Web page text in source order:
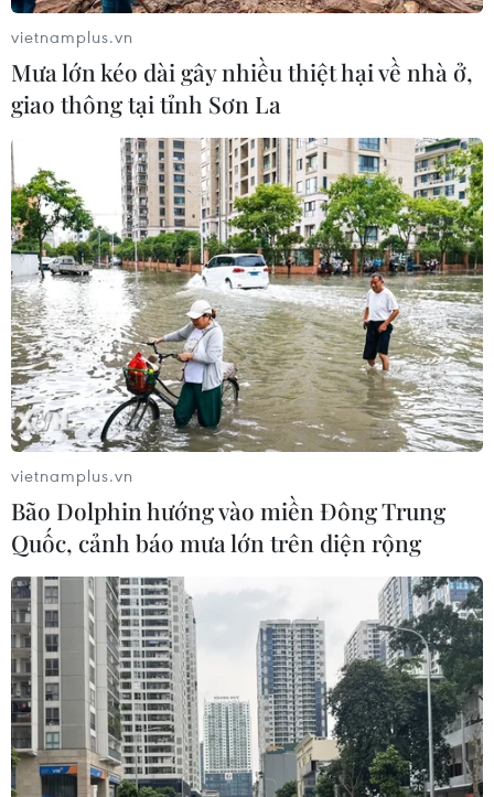
Khởi tố đối tượng giả danh Công an,
lừa đảo "chạy án" tại Đắk Lắk
06/08/2026 15:07
Cảnh sát khám xét nơi ở của Huấn
vietnamplus.vn
Mưa lớn kéo dài gây nhiều thiệt hại về nhà ở,
giao thông tại tỉnh Sơn La
vietnamplus.vn
Bão Dolphin hướng vào miền Đông Trung
Quốc, cảnh báo mưa lớn trên diện rộng